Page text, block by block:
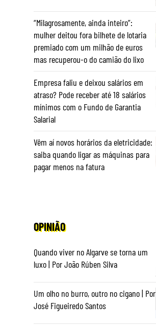
“Milagrosamente, ainda inteiro”:
mulher deitou fora bilhete de lotaria
premiado com um milhão de euros
mas recuperou-o do camião do lixo
Empresa faliu e deixou salários em
atraso? Pode receber até 18 salários
mínimos com o Fundo de Garantia
Salarial
Vêm aí novos horários da eletricidade:
saiba quando ligar as máquinas para
pagar menos na fatura
OPINIÃO
Quando viver no Algarve se torna um
luxo | Por João Rúben Silva
Um olho no burro, outro no cigano | Por
José Figueiredo Santos